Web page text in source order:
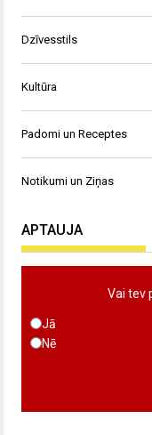
Dzīvesstils
Kultūra
Padomi un Receptes
Notikumi un Ziņas
APTAUJA
Vai tev
Jā
Nē